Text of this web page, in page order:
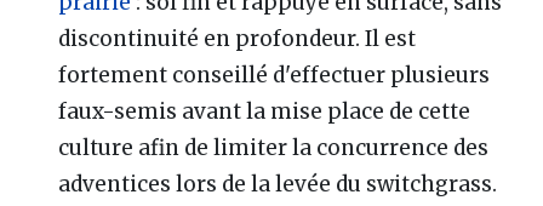
discontinuité en profondeur. Il est
fortement conseillé d'effectuer plusieurs
faux-semis avant la mise place de cette
culture afin de limiter la concurrence des
adventices lors de la levée du switchgrass.